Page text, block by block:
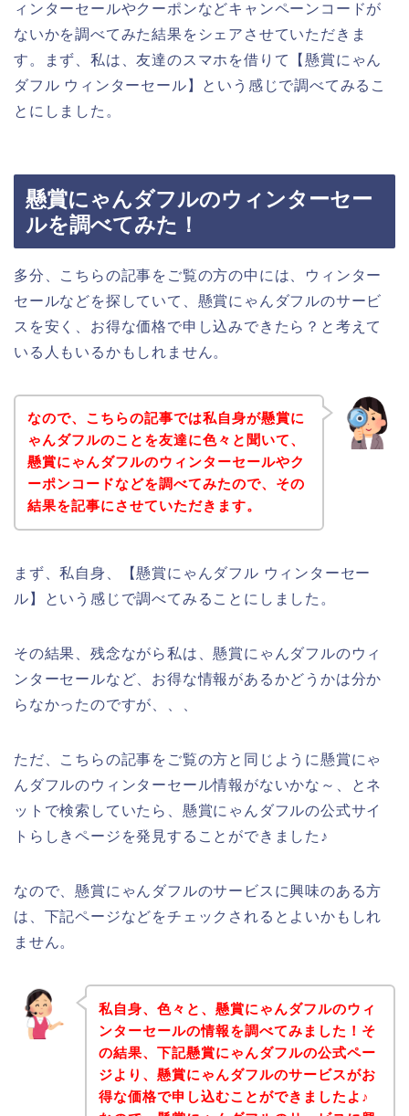
ィンターセールやクーポンなどキャンペーンコードが
ないかを調べてみた結果をシェアさせていただきま
す。まず、私は、友達のスマホを借りて【懸賞にゃん
ダフル ウィンターセール】という感じで調べてみるこ
とにしました。
懸賞にゃんダフルのウィンターセー
ルを調べてみた！
多分、こちらの記事をご覧の方の中には、ウィンター
セールなどを探していて、懸賞にゃんダフルのサービ
スを安く、お得な価格で申し込みできたら？と考えて
いる人もいるかもしれません。
なので、こちらの記事では私自身が懸賞に
ゃんダフルのことを友達に色々と聞いて、
懸賞にゃんダフルのウィンターセールやク
ーポンコードなどを調べてみたので、その
結果を記事にさせていただきます。
まず、私自身、【懸賞にゃんダフル ウィンターセー
ル】という感じで調べてみることにしました。
その結果、残念ながら私は、懸賞にゃんダフルのウィ
ンターセールなど、お得な情報があるかどうかは分か
らなかったのですが、、、
ただ、こちらの記事をご覧の方と同じように懸賞にゃ
んダフルのウィンターセール情報がないかな～、とネ
ットで検索していたら、懸賞にゃんダフルの公式サイ
トらしきページを発見することができました♪
なので、懸賞にゃんダフルのサービスに興味のある方
は、下記ページなどをチェックされるとよいかもしれ
ません。
私自身、色々と、懸賞にゃんダフルのウィ
ンターセールの情報を調べてみました！そ
の結果、下記懸賞にゃんダフルの公式ペー
ジより、懸賞にゃんダフルのサービスがお
得な価格で申し込むことができましたよ♪